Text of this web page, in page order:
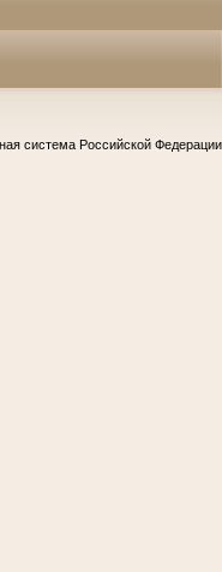
система Российской